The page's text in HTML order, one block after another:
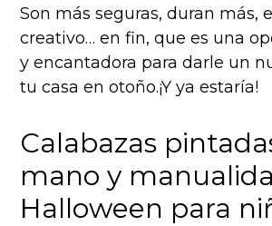
Son más seguras, duran más,
creativo… en fin, que es una
y encantadora para darle un
tu casa en otoño.¡Y ya estaría!
Calabazas
mano y
Halloween para